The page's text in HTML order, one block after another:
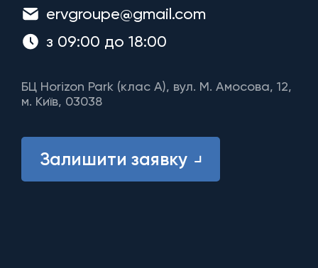
ervgroupe@gmail.com
з 09:00 до 18:00
БЦ Horizon Park (клас A), вул. М. Амосова, 12,
м. Київ, 03038
Залишити заявку